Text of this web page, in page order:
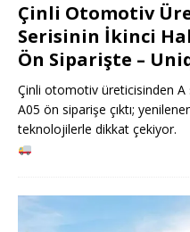
Çinli Otomotiv
Serisinin İkinci
Ön Siparişte –
Çinli otomotiv üreticisinden A
A05 ön siparişe çıktı;
teknolojilerle dikkat çekiyor.